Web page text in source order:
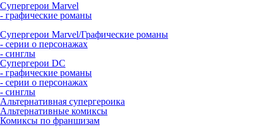
Супергерои Marvel
- графические романы
Супергерои Marvel/Графические романы
- серии о персонажах
- синглы
Супергерои DC
- графические романы
- серии о персонажах
- синглы
Альтернативная супергероика
Альтернативные комиксы
Комиксы по франшизам